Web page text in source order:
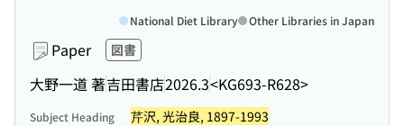
Paper 図書
大野一道 著吉田書店2026.3<KG693-R628>
National Diet Library Other Libraries in Japan
Subject Heading 芹沢, 光治良, 1897-1993